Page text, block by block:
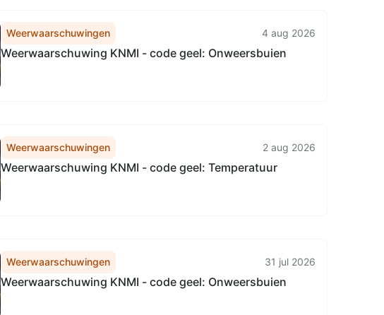
Weerwaarschuwingen 4 aug 2026
Weerwaarschuwing KNMI - code geel: Onweersbuien
Weerwaarschuwingen 2 aug 2026
Weerwaarschuwing KNMI - code geel: Temperatuur
Weerwaarschuwingen 31 jul 2026
Weerwaarschuwing KNMI - code geel: Onweersbuien